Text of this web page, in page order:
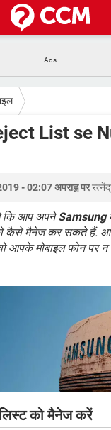
Lucky
JioPhone में
कंप्यूटर बस
List se
- 02:07 अपराह्न पर
कि आप अपनेSamsung
कैसे मैनेज कर सकते हैं.
वो आपके मोबाइल फोन पर
को मैनेज करें